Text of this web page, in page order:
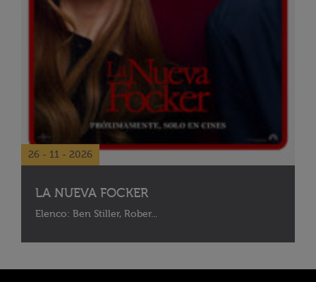
26 - 11 - 2026
LA NUEVA FOCKER
Elenco: Ben Stiller, Rober...